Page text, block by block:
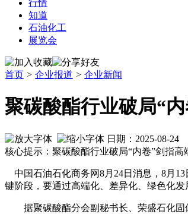
行情
知道
石油化工
展览会
首页 > 企业报道 > 企业新闻
聚碳酸酯行业破局“
日期：2025-08-24
核心提示：聚碳酸酯行业破局“内卷”剑指高
中国石油石化商务网8月24日消息，8月
键阶段，要通过高端化、差异化、绿色化发
据聚碳酸酯分会副秘书长、荣盛石化固体